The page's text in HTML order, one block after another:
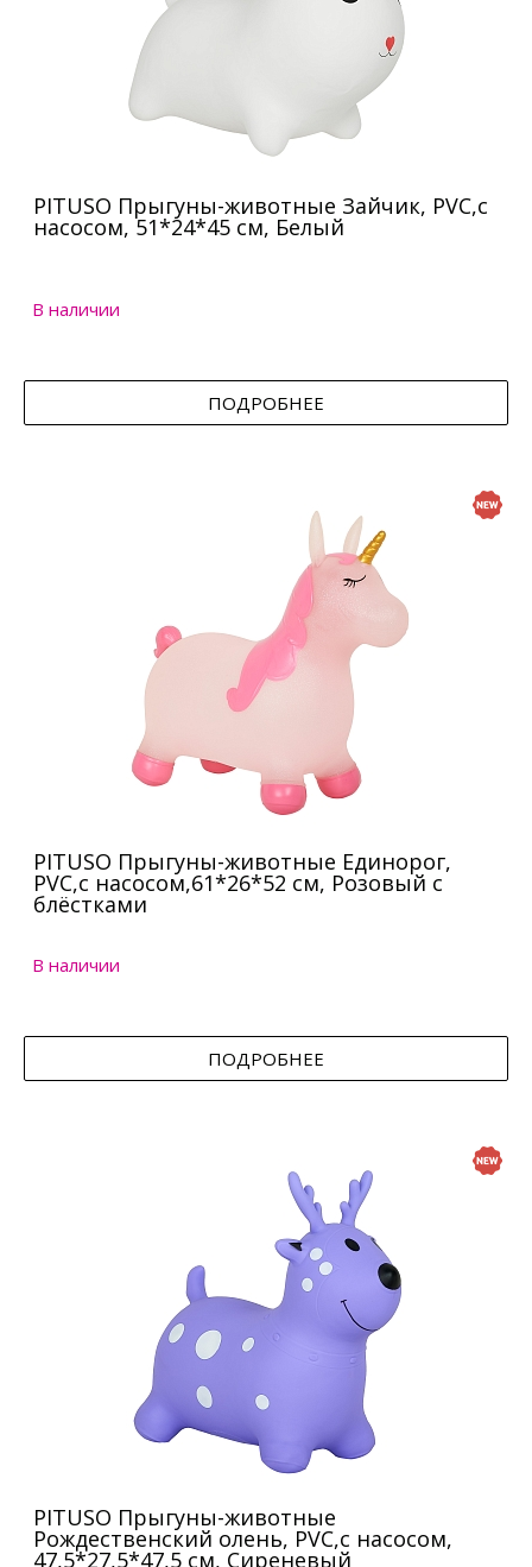
PITUSO Прыгуны-животные Зайчик, PVC,с
насосом, 51*24*45 см, Белый
В наличии
ПОДРОБНЕЕ
PITUSO Прыгуны-животные Единорог,
PVC,с насосом,61*26*52 см, Розовый с
блёстками
В наличии
ПОДРОБНЕЕ
PITUSO Прыгуны-животные
Рождественский олень, PVC,с насосом,
47,5*27,5*47,5 см, Сиреневый